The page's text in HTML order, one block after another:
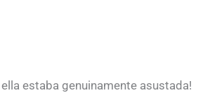
estaba genuinamente asustada!